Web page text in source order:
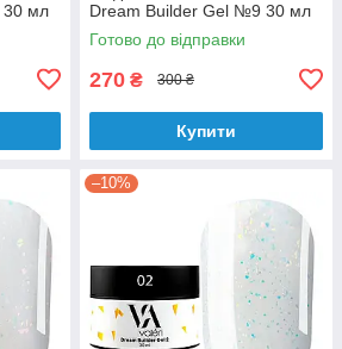
30 мл
Dream Builder Gel №9 30 мл
Готово до відправки
270 ₴ 300 ₴
Купити
–10%